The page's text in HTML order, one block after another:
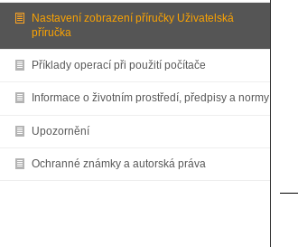
Nastavení zobrazení příručky Uživatelská
příručka
Příklady operací při použití počítače
Informace o životním prostředí, předpisy a normy
Upozornění
Ochranné známky a autorská práva